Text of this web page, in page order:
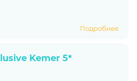
Подробнее
Kemer 5*